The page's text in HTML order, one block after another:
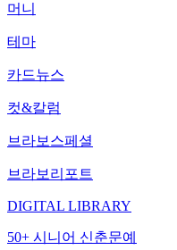
머니
테마
카드뉴스
컷&칼럼
브라보스페셜
브라보리포트
DIGITAL LIBRARY
50+ 시니어 신춘문예